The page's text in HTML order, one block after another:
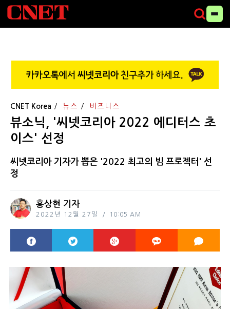
CNET Korea 뉴스 비즈니스
뷰소닉, '씨넷코리아 2022 에디터스 초
이스' 선정
씨넷코리아 기자가 뽑은 '2022 최고의 빔 프로젝터' 선
정
홍상현 기자
2022년 12월 27일 10:05 AM